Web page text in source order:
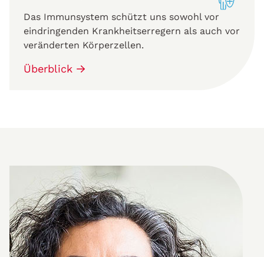
Das Immunsystem schützt uns sowohl vor
eindringenden Krankheitserregern als auch vor
veränderten Körperzellen.
Überblick